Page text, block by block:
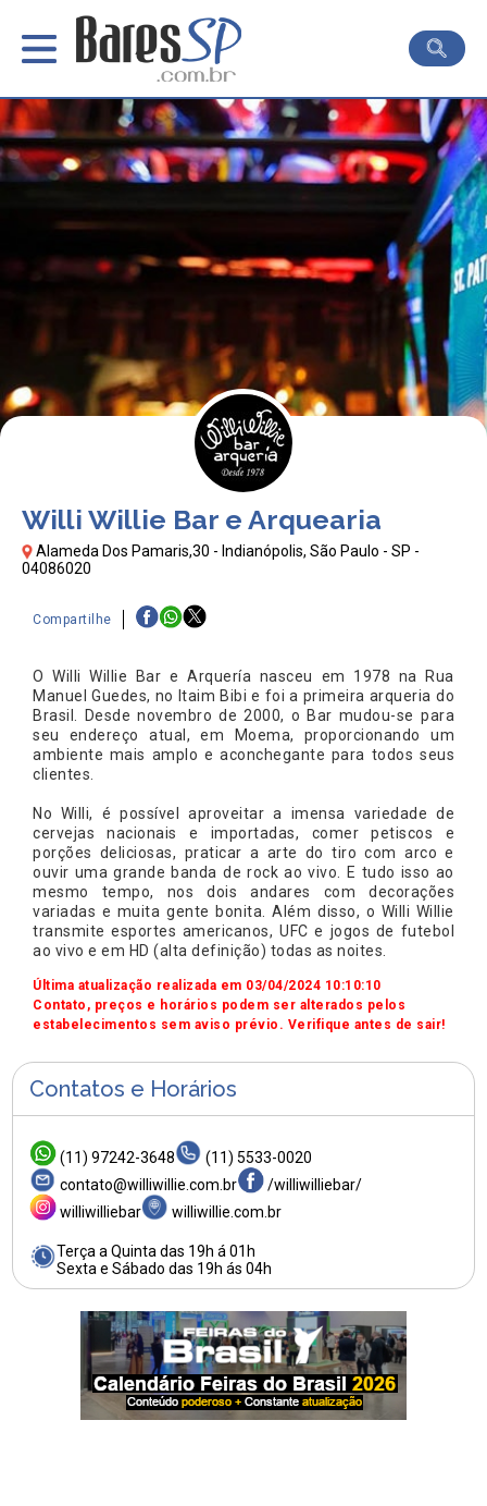
Willi Willie Bar e Arquearia
Alameda Dos Pamaris,30 - Indianópolis, São Paulo - SP -
04086020
Compartilhe
O Willi Willie Bar e Arquería nasceu em 1978 na Rua
Manuel Guedes, no Itaim Bibi e foi a primeira arqueria do
Brasil. Desde novembro de 2000, o Bar mudou-se para
seu endereço atual, em Moema, proporcionando um
ambiente mais amplo e aconchegante para todos seus
clientes.
No Willi, é possível aproveitar a imensa variedade de
cervejas nacionais e importadas, comer petiscos e
porções deliciosas, praticar a arte do tiro com arco e
ouvir uma grande banda de rock ao vivo. E tudo isso ao
mesmo tempo, nos dois andares com decorações
variadas e muita gente bonita. Além disso, o Willi Willie
transmite esportes americanos, UFC e jogos de futebol
ao vivo e em HD (alta definição) todas as noites.
Última atualização realizada em 03/04/2024 10:10:10
Contato, preços e horários podem ser alterados pelos
estabelecimentos sem aviso prévio. Verifique antes de sair!
Contatos e Horários
(11) 97242-3648
(11) 5533-0020
contato@williwillie.com.br
/williwilliebar/
williwilliebar
williwillie.com.br
Terça a Quinta das 19h á 01h
Sexta e Sábado das 19h ás 04h